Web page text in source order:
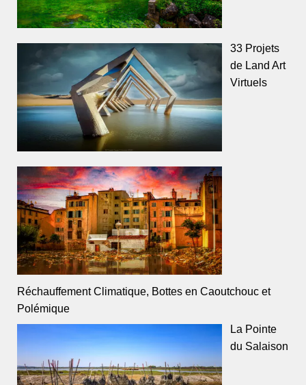
33 Projets
de Land Art
Virtuels
Réchauffement Climatique, Bottes en Caoutchouc et
Polémique
La Pointe
du Salaison